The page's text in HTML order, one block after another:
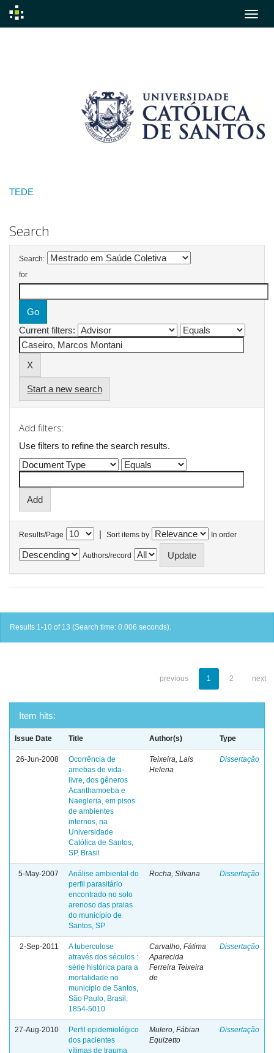
TEDE
Search
Search:
for
Current filters:
Start a new search
Add filters:
Use filters to refine the search results.
Results/Page | Sort items by In order
Authors/record
Results 1-10 of 13 (Search time: 0.006 seconds).
previous 1 2 next
Item hits:
Issue Date Title Author(s) Type
26-Jun-2008
Ocorrência de
amebas de vida-
livre, dos gêneros
Acanthamoeba e
Naegleria, em pisos
de ambientes
internos, na
Universidade
Católica de Santos,
SP, Brasil
Teixeira, Lais
Helena
Dissertação
5-May-2007
Análise ambiental do
perfil parasitário
encontrado no solo
arenoso das praias
do município de
Santos, SP
Rocha, Silvana Dissertação
2-Sep-2011
A tuberculose
através dos séculos :
série histórica para a
mortalidade no
município de Santos,
São Paulo, Brasil,
1854-5010
Carvalho, Fátima
Aparecida
Ferreira Teixeira
de
Dissertação
27-Aug-2010
Perfil epidemiológico
dos pacientes
vítimas de trauma
Mulero, Fábian
Equizetto
Dissertação